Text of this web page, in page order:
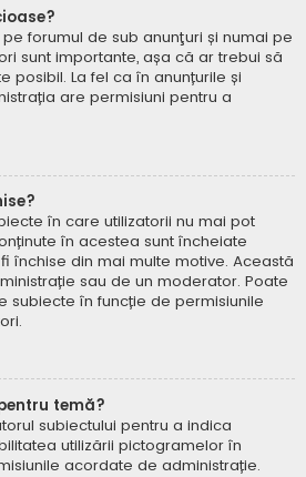
forumul de sub anunţuri și numai pe
sunt importante, așa că ar trebui să
posibil. La fel ca în anunțurile și
are permisiuni pentru a
în care utilizatorii nu mai pot
în acestea sunt încheiate
închise din mai multe motive. Această
sau de un moderator. Poate
subiecte în funcție de permisiunile
temă?
subiectului pentru a indica
utilizării pictogramelor în
acordate de administrație.